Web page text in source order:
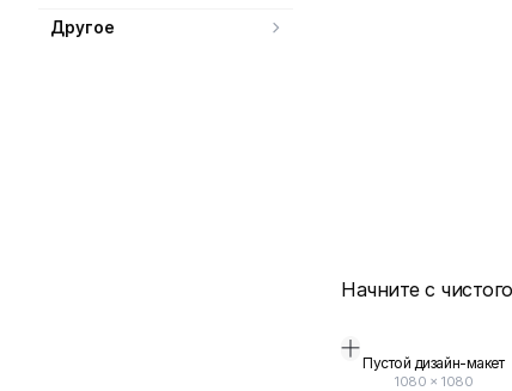
Другое
Начните с
Пустой дизайн-макет
1080 × 1080